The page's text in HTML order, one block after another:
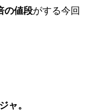
の値段がする今回
ャ。